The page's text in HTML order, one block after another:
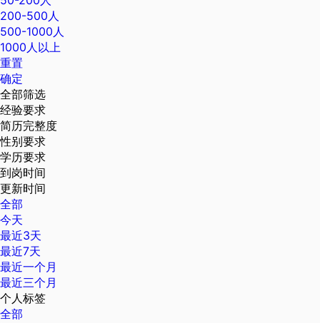
200-500人
500-1000人
1000人以上
重置
确定
全部筛选
经验要求
简历完整度
性别要求
学历要求
到岗时间
更新时间
全部
今天
最近3天
最近7天
最近一个月
最近三个月
个人标签
全部